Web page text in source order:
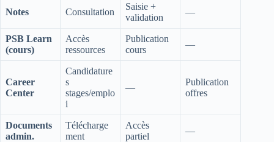
Notes Consultation
Saisie +
validation
—
PSB Learn
(cours)
Accès
ressources
Publication
cours
—
Career
Center
Candidature
s
stages/emplo
i
—
Publication
offres
Documents
admin.
Télécharge
ment
Accès
partiel
—